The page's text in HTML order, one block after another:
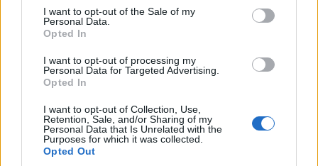
I want to opt-out of the Sale of my
Personal Data.
Opted In
I want to opt-out of processing my
Personal Data for Targeted Advertising.
Opted In
I want to opt-out of Collection, Use,
Retention, Sale, and/or Sharing of my
Personal Data that Is Unrelated with the
Purposes for which it was collected.
Opted Out
spesa pubblica improduttiva,
non si tocca il
sistema clientelare
si mette mano alla grande riforma fiscale e si
continua a creare posti pubblici per rafforzare il
contribuenti. In un Paese normale, la tecnologia
dovrebbe servire a semplificare, ridurre i costi e
riequilibrare il rapporto tra fisco e cittadini. In